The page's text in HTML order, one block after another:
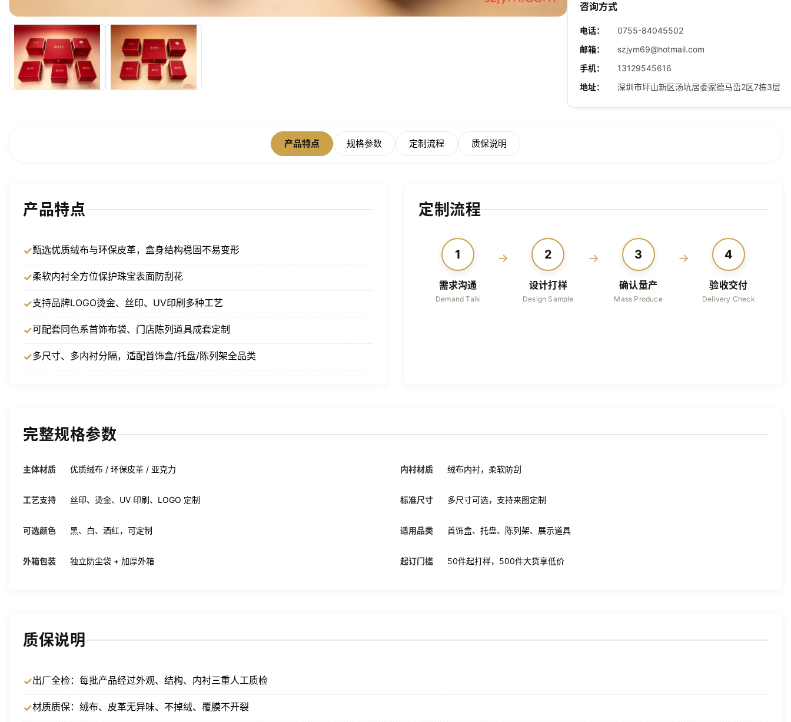
咨询方式
电话：
0755-84045502
邮箱：
szjym69@hotmail.com
手机：
13129545616
地址： 深圳市坪山新区汤坑居委家德马峦2区7栋3层
产品特点 规格参数 定制流程 质保说明
产品特点
甄选优质绒布与环保皮革，盒身结构稳固不易变形
柔软内衬全方位保护珠宝表面防刮花
支持品牌LOGO烫金、丝印、UV印刷多种工艺
可配套同色系首饰布袋、门店陈列道具成套定制
多尺寸、多内衬分隔，适配首饰盒/托盘/陈列架全品类
定制流程
1
需求沟通
Demand Talk
→ 2
设计打样
Design Sample
→ 3
确认量产
Mass Produce
→ 4
验收交付
Delivery Check
完整规格参数
主体材质 优质绒布 / 环保皮革 / 亚克力 内衬材质 绒布内衬，柔软防刮
工艺支持 丝印、烫金、UV 印刷、LOGO 定制 标准尺寸 多尺寸可选，支持来图定制
可选颜色 黑、白、酒红，可定制 适用品类 首饰盒、托盘、陈列架、展示道具
外箱包装 独立防尘袋 + 加厚外箱 起订门槛 50件起打样，500件大货享低价
质保说明
出厂全检：每批产品经过外观、结构、内衬三重人工质检
材质质保：绒布、皮革无异味、不掉绒、覆膜不开裂